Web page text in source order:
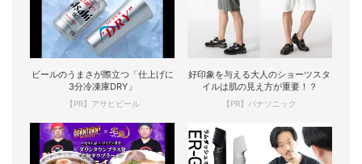
ビールのうまさが際立つ「仕上げに
3分冷凍庫DRY」
【PR】アサヒビール
好印象を与える大人のショーツスタ
イルは肌の見え方が重要！？
【PR】パナソニック